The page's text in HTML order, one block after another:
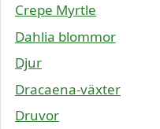
Crepe Myrtle
Dahlia blommor
Djur
Dracaena-växter
Druvor